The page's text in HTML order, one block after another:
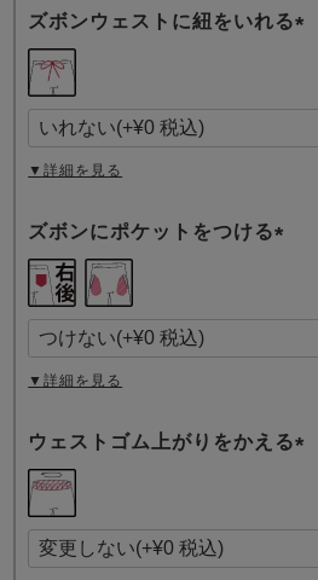
ズボンウェストに紐をいれる
須
)
▼詳細を見る
ズボンにポケットをつける
須
)
▼詳細を見る
ウェストゴム上がりをかえる
須
)